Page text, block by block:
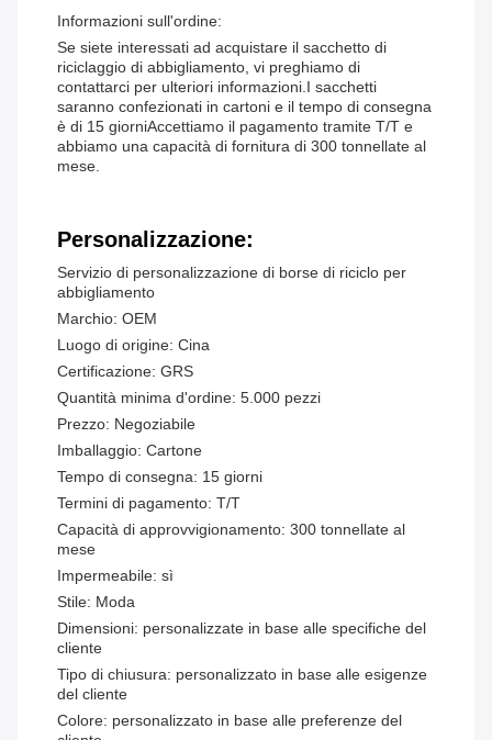
Informazioni sull'ordine:
Se siete interessati ad acquistare il sacchetto di
riciclaggio di abbigliamento, vi preghiamo di
contattarci per ulteriori informazioni.I sacchetti
saranno confezionati in cartoni e il tempo di consegna
è di 15 giorniAccettiamo il pagamento tramite T/T e
abbiamo una capacità di fornitura di 300 tonnellate al
mese.
Personalizzazione:
Servizio di personalizzazione di borse di riciclo per
abbigliamento
Marchio: OEM
Luogo di origine: Cina
Certificazione: GRS
Quantità minima d'ordine: 5.000 pezzi
Prezzo: Negoziabile
Imballaggio: Cartone
Tempo di consegna: 15 giorni
Termini di pagamento: T/T
Capacità di approvvigionamento: 300 tonnellate al
mese
Impermeabile: sì
Stile: Moda
Dimensioni: personalizzate in base alle specifiche del
cliente
Tipo di chiusura: personalizzato in base alle esigenze
del cliente
Colore: personalizzato in base alle preferenze del